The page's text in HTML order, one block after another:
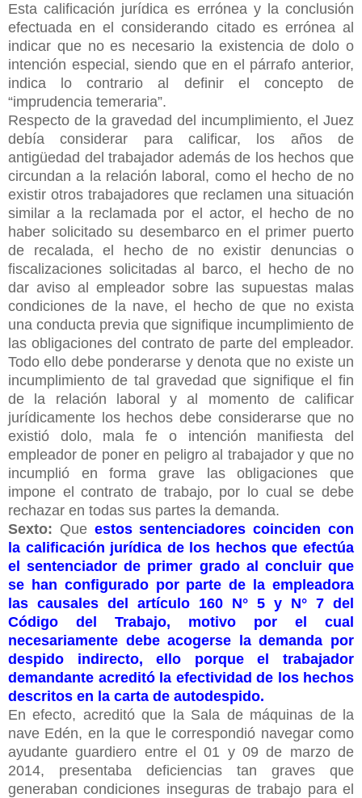
Esta calificación jurídica es errónea y la conclusión
efectuada en el considerando citado es errónea al
indicar que no es necesario la existencia de dolo o
intención especial, siendo que en el párrafo anterior,
indica lo contrario al definir el concepto de
“imprudencia temeraria”.
Respecto de la gravedad del incumplimiento, el Juez
debía considerar para calificar, los años de
antigüedad del trabajador además de los hechos que
circundan a la relación laboral, como el hecho de no
existir otros trabajadores que reclamen una situación
similar a la reclamada por el actor, el hecho de no
haber solicitado su desembarco en el primer puerto
de recalada, el hecho de no existir denuncias o
fiscalizaciones solicitadas al barco, el hecho de no
dar aviso al empleador sobre las supuestas malas
condiciones de la nave, el hecho de que no exista
una conducta previa que signifique incumplimiento de
las obligaciones del contrato de parte del empleador.
Todo ello debe ponderarse y denota que no existe un
incumplimiento de tal gravedad que signifique el fin
de la relación laboral y al momento de calificar
jurídicamente los hechos debe considerarse que no
existió dolo, mala fe o intención manifiesta del
empleador de poner en peligro al trabajador y que no
incumplió en forma grave las obligaciones que
impone el contrato de trabajo, por lo cual se debe
rechazar en todas sus partes la demanda.
Sexto: Que estos sentenciadores coinciden con
la calificación jurídica de los hechos que efectúa
el sentenciador de primer grado al concluir que
se han configurado por parte de la empleadora
las causales del artículo 160 N° 5 y N° 7 del
Código del Trabajo, motivo por el cual
necesariamente debe acogerse la demanda por
despido indirecto, ello porque el trabajador
demandante acreditó la efectividad de los hechos
descritos en la carta de autodespido.
En efecto, acreditó que la Sala de máquinas de la
nave Edén, en la que le correspondió navegar como
ayudante guardiero entre el 01 y 09 de marzo de
2014, presentaba deficiencias tan graves que
generaban condiciones inseguras de trabajo para el